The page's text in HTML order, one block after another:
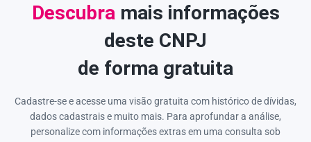
Descubramais informações
deste CNPJ
de forma gratuita
Cadastre-se e acesse uma visão gratuita com histórico de dívidas,
dados cadastrais e muito mais. Para aprofundar a análise,
personalize com informações extras em uma consulta sob